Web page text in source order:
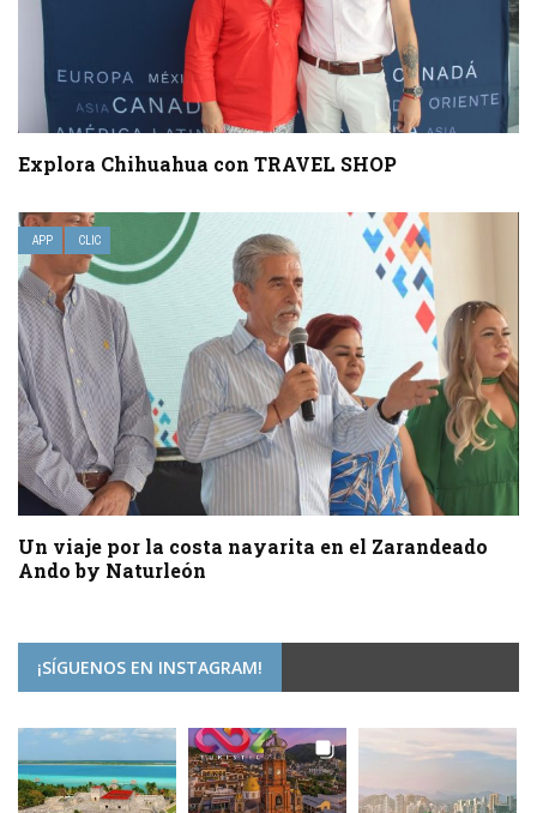
Explora Chihuahua con TRAVEL SHOP
APP CLIC
Un viaje por la costa nayarita en el Zarandeado
Ando by Naturleón
¡SÍGUENOS EN INSTAGRAM!